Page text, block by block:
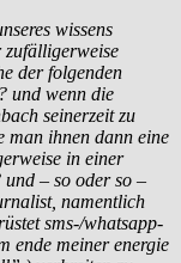
wissens
der folgenden
und wenn die
seinerzeit zu
man ihnen dann eine
in einer
– so oder so –
namentlich
sms-/whatsapp-
ende meiner energie